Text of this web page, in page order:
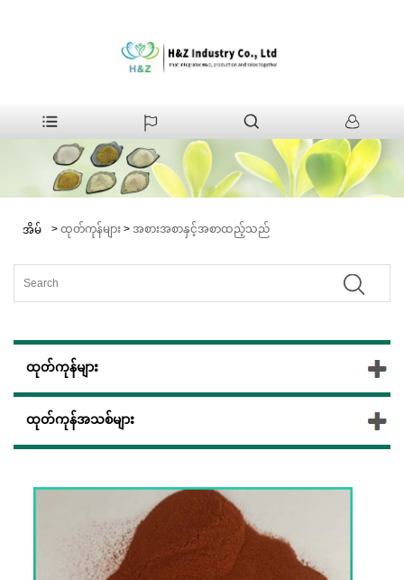
အိမ် > ထုတ်ကုန်များ > အစားအစာနှင့်အစာထည့်သည်
ထုတ်ကုန်များ
ထုတ်ကုန်အသစ်များ